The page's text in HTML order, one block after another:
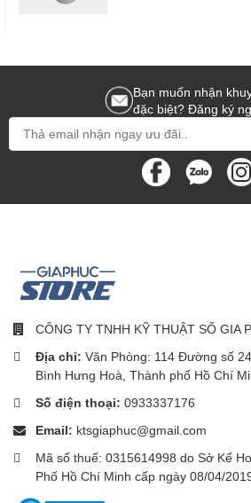
Bạn muốn nhận
đặc biệt? Đăng ký
CÔNG TY TNHH KỸ THUẬT SỐ GIA
Địa chỉ: Văn Phòng: 114 Đường số
Bình Hưng Hoà, Thành phố Hồ Chí
Số điện thoại: 0933337176
Email: ktsgiaphuc@gmail.com
Mã số thuế: 0315614998 do Sở Kế
Phố Hồ Chí Minh cấp ngày 08/04/